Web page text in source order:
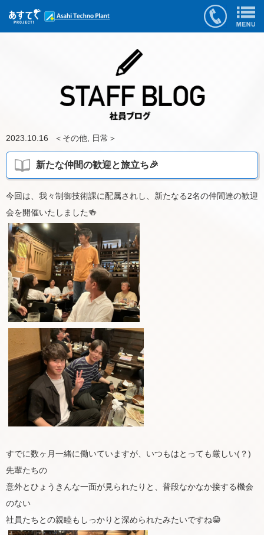
2023.10.16 ＜ その他 日常 ＞
新たな仲間の歓迎と旅立ち🎉
今回は、我々制御技術課に配属されし、新たなる2名の仲間達の歓迎
会を開催いたしました🍻
すでに数ヶ月一緒に働いていますが、いつもはとっても厳しい(？)
先輩たちの
意外とひょうきんな一面が見られたりと、普段なかなか接する機会
のない
社員たちとの親睦もしっかりと深められたみたいですね😁